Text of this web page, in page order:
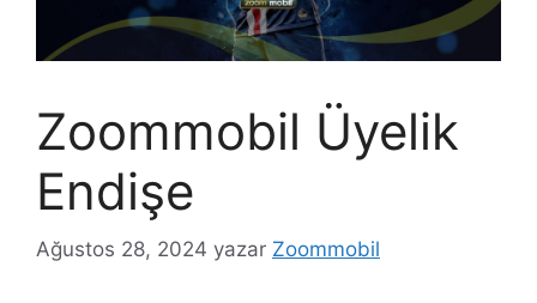
Zoommobil Üyelik
Endişe
Ağustos 28, 2024 yazar Zoommobil